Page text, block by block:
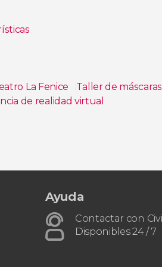
La Fenice
Taller de
de realidad virtual
Ayuda
Contactar con
Disponibles 24 / 7